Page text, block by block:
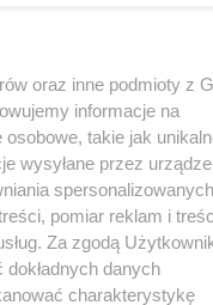
oraz inne podmioty z
informacje na
takie jak
wysyłane przez
spersonalizowanych
pomiar reklam i
Za zgodą
danych
charakterystykę